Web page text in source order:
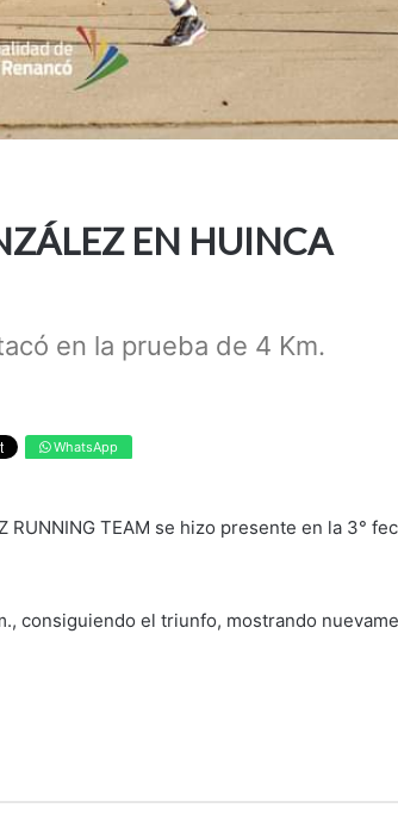
EN HUINCA
en la prueba de 4 Km.
WhatsApp
RUNNING TEAM se hizo presente en la 3°
consiguiendo el triunfo, mostrando